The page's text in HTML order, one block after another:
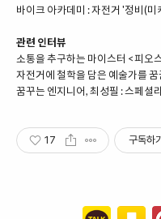
바이크 아카데미 : 자전거 '정비(미
관련 인터뷰
소통을 추구하는 마이스터 <피오
자전거에 철학을 담은 예술가를 꿈꾼
꿈꾸는 엔지니어, 최성필 : 스페셜라
17 구독하기